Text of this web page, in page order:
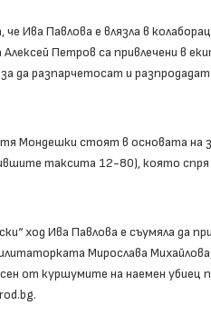
че Ива Павлова е влязла в
Петров са привлечени в
да разпарчетосат и
Мондешки стоят в основата на
таксита 12-80), която
ход Ива Павлова е съумяла да
Мирослава
от куршумите на наемен убиец